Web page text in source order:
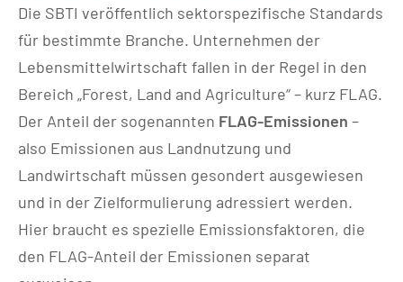
Die SBTI veröffentlich sektorspezifische Standards
für bestimmte Branche. Unternehmen der
Lebensmittelwirtschaft fallen in der Regel in den
Bereich „Forest, Land and Agriculture“ – kurz FLAG.
Der Anteil der sogenannten FLAG-Emissionen –
also Emissionen aus Landnutzung und
Landwirtschaft müssen gesondert ausgewiesen
und in der Zielformulierung adressiert werden.
Hier braucht es spezielle Emissionsfaktoren, die
den FLAG-Anteil der Emissionen separat